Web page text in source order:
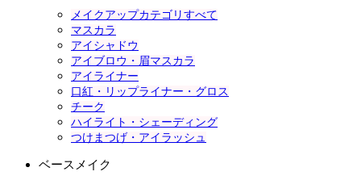
メイクアップカテゴリすべて
マスカラ
アイシャドウ
アイブロウ・眉マスカラ
アイライナー
口紅・リップライナー・グロス
チーク
ハイライト・シェーディング
つけまつげ・アイラッシュ
ベースメイク